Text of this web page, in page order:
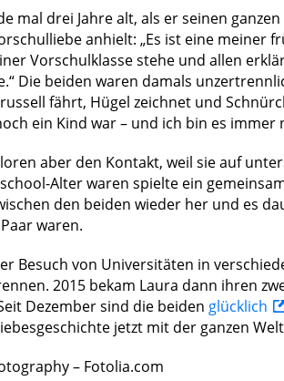
mal drei Jahre alt, als er seinen
anhielt: „Es ist eine meiner
Vorschulklasse stehe und allen
Die beiden waren damals
fährt, Hügel zeichnet und
ein Kind war – und ich bin es immer
aber den Kontakt, weil sie auf
Alter waren spielte ein
den beiden wieder her und es
waren.
Besuch von Universitäten in
2015 bekam Laura dann ihren
Dezember sind die beiden glücklich
jetzt mit der ganzen
– Fotolia.com